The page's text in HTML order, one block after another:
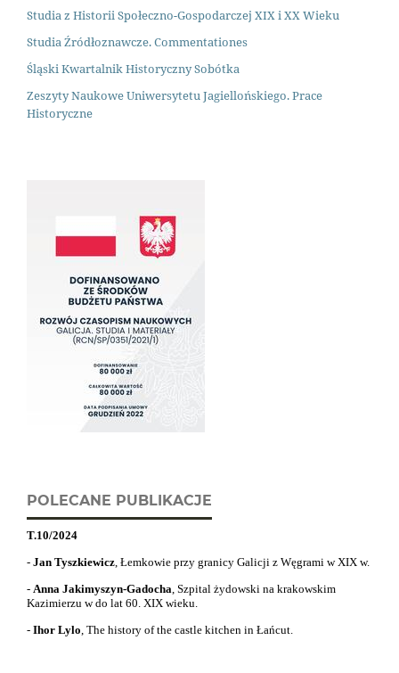
Studia z Historii Społeczno-Gospodarczej XIX i XX Wieku
Studia Źródłoznawcze. Commentationes
Śląski Kwartalnik Historyczny Sobótka
Zeszyty Naukowe Uniwersytetu Jagiellońskiego. Prace
Historyczne
POLECANE PUBLIKACJE
T.10/2024
- Jan Tyszkiewicz, Łemkowie przy granicy Galicji z Węgrami w XIX w.
- Anna Jakimyszyn-Gadocha, Szpital żydowski na krakowskim
Kazimierzu w do lat 60. XIX wieku.
- Ihor Lylo, The history of the castle kitchen in Łańcut.